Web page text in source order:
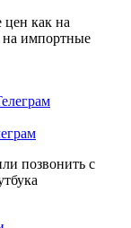
как на
на импортные
позвонить с